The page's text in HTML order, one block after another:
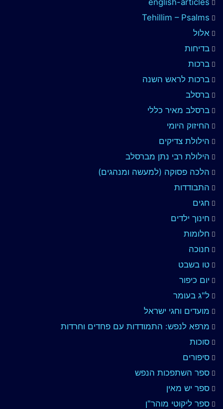
Tehillim – Psalms
אלול
בדיחות
ברכות
ברכות לראש השנה
ברסלב
ברסלב מאיר כללי
החיזוק היומי
הילולת צדיקים
הילולת רבי נתן מברסלב
הלכה פסוקה (למעשה ומנהגים)
התבודדות
חגים
חינוך ילדים
חלומות
חנוכה
טו בשבט
יום כיפור
ל"ג בעומר
מועדים וחגי ישראל
מרפא לנפש: התמודדות עם פחדים וחרדות
סוכות
סיפורים
ספר השתפכות הנפש
ספר יש מאין
ספר ליקוטי מוהר"ן